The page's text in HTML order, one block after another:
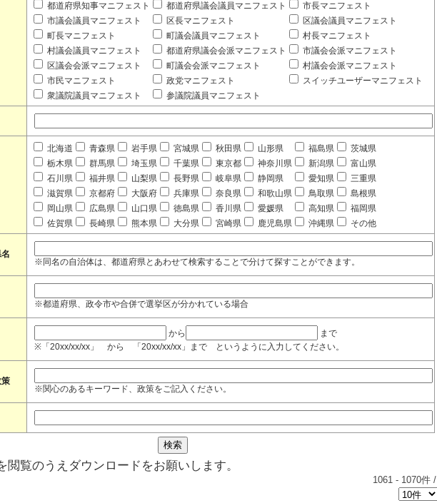
都道府県知事マニフェスト 都道府県議会議員マニフェスト
市長マニフェスト
市議会議員マニフェスト
区長マニフェスト
区議会議員マニフェスト
町長マニフェスト
町議会議員マニフェスト
村長マニフェスト
村議会議員マニフェスト
都道府県議会会派マニフェスト
市議会会派マニフェスト
区議会会派マニフェスト
町議会会派マニフェスト
村議会会派マニフェスト
市民マニフェスト
政党マニフェスト
スイッチユーザーマニフェスト
衆議院議員マニフェスト
参議院議員マニフェスト
北海道 青森県 岩手県 宮城県 秋田県 山形県 福島県
茨城県
栃木県
群馬県 埼玉県 千葉県 東京都 神奈川県 新潟県
富山県
石川県
福井県 山梨県 長野県 岐阜県 静岡県 愛知県
三重県
滋賀県
京都府 大阪府 兵庫県 奈良県 和歌山県 鳥取県
島根県
岡山県
広島県 山口県 徳島県 香川県 愛媛県 高知県
福岡県
佐賀県
長崎県 熊本県 大分県 宮崎県 鹿児島県 沖縄県 その他
※同名の自治体は、都道府県とあわせて検索することで分けて探すことができます。
※都道府県、政令市や合併で選挙区が分かれている場合
から
まで
※「20xx/xx/xx」 から 「20xx/xx/xx」まで というように入力してください。
※関心のあるキーワード、政策をご記入ください。
閲覧のうえダウンロードをお願いします。
1061 - 1070件 /